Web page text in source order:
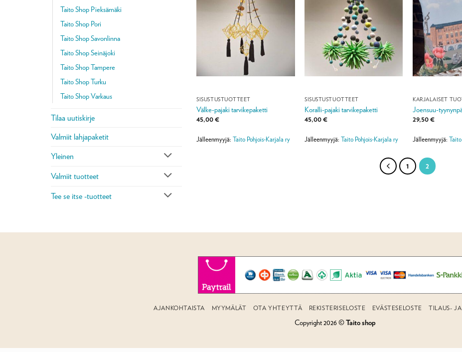
Taito Shop Pieksämäki
Taito Shop Pori
Taito Shop Savonlinna
Taito Shop Seinäjoki
Taito Shop Tampere
Taito Shop Turku
Taito Shop Varkaus
Tilaa uutiskirje
Valmiit lahjapaketit
Yleinen
Valmiit tuotteet
Tee se itse -tuotteet
SISUSTUSTUOTTEET
Välke-pajaki tarvikepaketti
45,00€
Jälleenmyyjä:Taito Pohjois-Karjala ry
SISUSTUSTUOTTEET
Koralli-pajaki tarvikepaketti
45,00€
Jälleenmyyjä:Taito Pohjois-Karjala ry
KARJALAISET
Joensuu-
29,50€
Jälleenmyyjä:
1 2
AJANKOHTAISTA MYYMÄLÄT OTA YHTEYTTÄ REKISTERISELOSTE EVÄSTESELOSTE TILAUS-
Copyright 2026 ©Taito shop